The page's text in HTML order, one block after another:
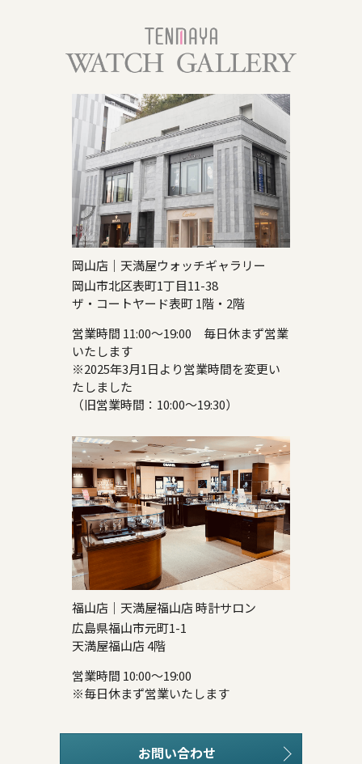
岡山店｜天満屋ウォッチギャラリー
岡山市北区表町1丁目11-38
ザ・コートヤード表町 1階・2階
営業時間 11:00～19:00 毎日休まず営業
いたします
※2025年3月1日より営業時間を変更い
たしました
（旧営業時間：10:00～19:30）
福山店｜天満屋福山店 時計サロン
広島県福山市元町1-1
天満屋福山店 4階
営業時間 10:00～19:00
※毎日休まず営業いたします
お問い合わせ